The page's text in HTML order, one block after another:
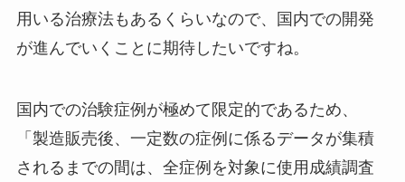
用いる治療法もあるくらいなので、国内での開発
が進んでいくことに期待したいですね。
国内での治験症例が極めて限定的であるため、
「製造販売後、一定数の症例に係るデータが集積
されるまでの間は、全症例を対象に使用成績調査